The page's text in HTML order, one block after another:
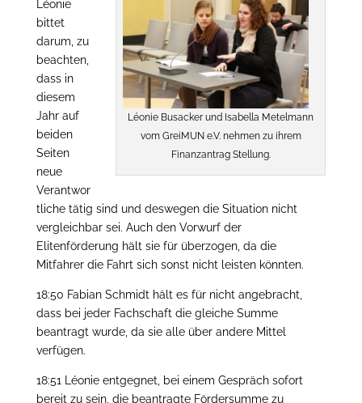
Léonie Busacker und Isabella Metelmann
vom GreiMUN e.V. nehmen zu ihrem
Finanzantrag Stellung.
Léonie
bittet
darum, zu
beachten,
dass in
diesem
Jahr auf
beiden
Seiten
neue
Verantwor
tliche tätig sind und deswegen die Situation nicht
vergleichbar sei. Auch den Vorwurf der
Elitenförderung hält sie für überzogen, da die
Mitfahrer die Fahrt sich sonst nicht leisten könnten.
18:50 Fabian Schmidt hält es für nicht angebracht,
dass bei jeder Fachschaft die gleiche Summe
beantragt wurde, da sie alle über andere Mittel
verfügen.
18:51 Léonie entgegnet, bei einem Gespräch sofort
bereit zu sein, die beantragte Fördersumme zu